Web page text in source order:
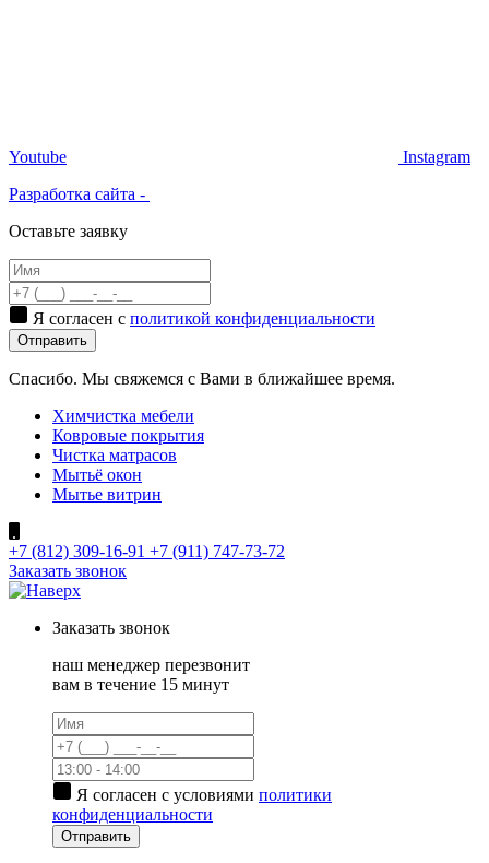
Youtube
Instagram
Разработка сайта -
Оставьте заявку
Я согласен с политикой конфиденциальности
Отправить
Спасибо. Мы свяжемся с Вами в ближайшее время.
Химчистка мебели
Ковровые покрытия
Чистка матрасов
Мытьё окон
Мытье витрин
+7 (812) 309-16-91 +7 (911) 747-73-72
Заказать звонок
Заказать звонок
наш менеджер перезвонит
вам в течение 15 минут
Я согласен с условиями политики
конфиденциальности
Отправить